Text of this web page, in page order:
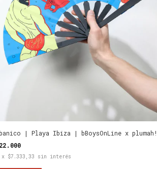
| Playa Ibiza | bBoysOnLine x plumah!
x $7.333,33 sin interés